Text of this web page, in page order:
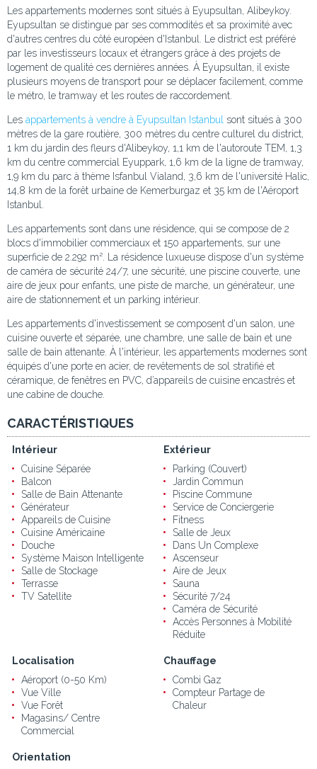
Les appartements modernes sont situés à Eyupsultan, Alibeykoy.
Eyupsultan se distingue par ses commodités et sa proximité avec
d'autres centres du côté européen d'Istanbul. Le district est préféré
par les investisseurs locaux et étrangers grâce à des projets de
logement de qualité ces dernières années. À Eyupsultan, il existe
plusieurs moyens de transport pour se déplacer facilement, comme
le métro, le tramway et les routes de raccordement.
Les appartements à vendre à Eyupsultan Istanbul
sont situés à 300
mètres de la gare routière, 300 mètres du centre culturel du district,
1 km du jardin des fleurs d'Alibeykoy, 1,1 km de l'autoroute TEM, 1,3
km du centre commercial Eyuppark, 1,6 km de la ligne de tramway,
1,9 km du parc à thème Isfanbul Vialand, 3,6 km de l'université Halic,
14,8 km de la forêt urbaine de Kemerburgaz et 35 km de l'Aéroport
Istanbul.
Les appartements sont dans une résidence, qui se compose de 2
blocs d'immobilier commerciaux et 150 appartements, sur une
superficie de 2.292 m². La résidence luxueuse dispose d'un système
de caméra de sécurité 24/7, une sécurité, une piscine couverte, une
aire de jeux pour enfants, une piste de marche, un générateur, une
aire de stationnement et un parking intérieur.
Les appartements d'investissement se composent d'un salon, une
cuisine ouverte et séparée, une chambre, une salle de bain et une
salle de bain attenante. À l'intérieur, les appartements modernes sont
équipés d'une porte en acier, de revêtements de sol stratifié et
céramique, de fenêtres en PVC, d’appareils de cuisine encastrés et
une cabine de douche.
CARACTÉRISTIQUES
Intérieur
Cuisine Séparée
Balcon
Salle de Bain Attenante
Générateur
Appareils de Cuisine
Cuisine Américaine
Douche
Système Maison Intelligente
Salle de Stockage
Terrasse
TV Satellite
Extérieur
Parking (Couvert)
Jardin Commun
Piscine Commune
Service de Conciergerie
Fitness
Salle de Jeux
Dans Un Complexe
Ascenseur
Aire de Jeux
Sauna
Sécurité 7/24
Caméra de Sécurité
Accès Personnes à Mobilité
Réduite
Localisation
Aéroport (0-50 Km)
Vue Ville
Vue Forêt
Magasins/ Centre
Commercial
Chauffage
Combi Gaz
Compteur Partage de
Chaleur
Orientation